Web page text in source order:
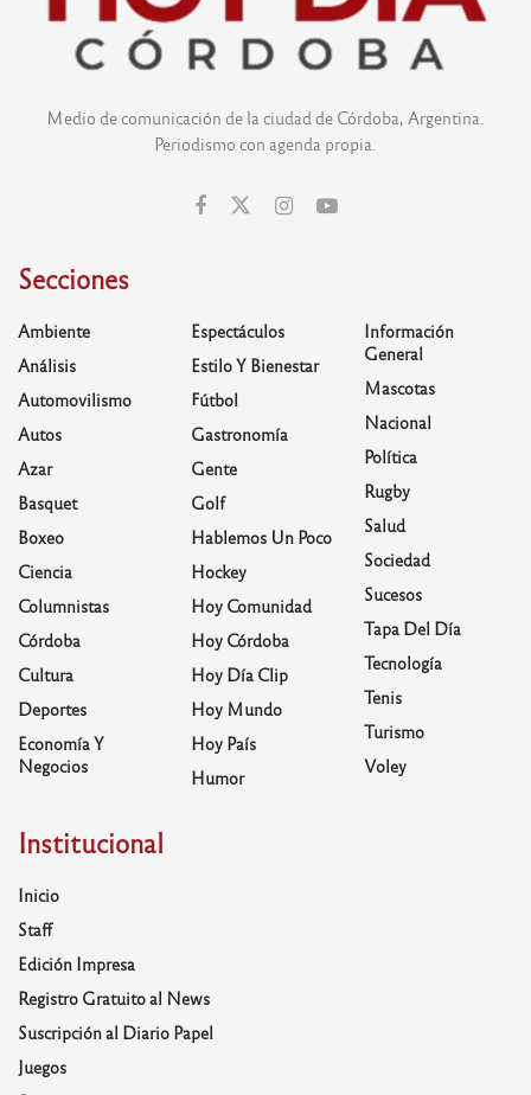
Medio de comunicación de la ciudad de Córdoba, Argentina.
Periodismo con agenda propia.
Secciones
Ambiente
Análisis
Automovilismo
Autos
Azar
Basquet
Boxeo
Ciencia
Columnistas
Córdoba
Cultura
Deportes
Economía Y
Negocios
Espectáculos
Estilo Y Bienestar
Fútbol
Gastronomía
Gente
Golf
Hablemos Un Poco
Hockey
Hoy Comunidad
Hoy Córdoba
Hoy Día Clip
Hoy Mundo
Hoy País
Humor
Información
General
Mascotas
Nacional
Política
Rugby
Salud
Sociedad
Sucesos
Tapa Del Día
Tecnología
Tenis
Turismo
Voley
Institucional
Inicio
Staff
Edición Impresa
Registro Gratuito al News
Suscripción al Diario Papel
Juegos